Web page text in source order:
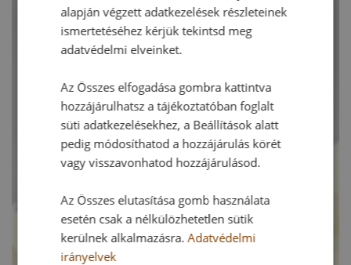
alapján végzett adatkezelések részleteinek
ismertetéséhez kérjük tekintsd meg
adatvédelmi elveinket.
Az Összes elfogadása gombra kattintva
hozzájárulhatsz a tájékoztatóban foglalt
süti adatkezelésekhez, a Beállítások alatt
pedig módosíthatod a hozzájárulás körét
vagy visszavonhatod hozzájárulásod.
Az Összes elutasítása gomb használata
esetén csak a nélkülözhetetlen sütik
kerülnek alkalmazásra.Adatvédelmi
irányelvek